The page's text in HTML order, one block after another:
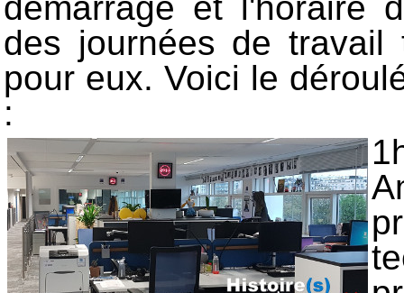
des journées de
pour eux. Voici le
: